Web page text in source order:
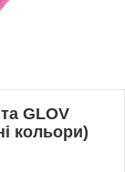
GLOV
кольори)